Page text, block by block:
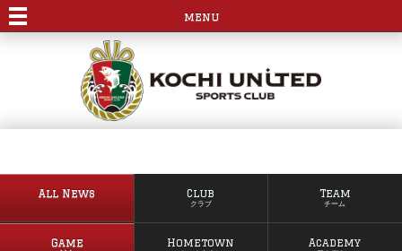
menu
All News Club
クラブ
Team
チーム
Game Hometown Academy